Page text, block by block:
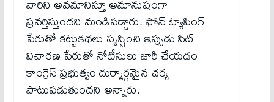
వారిని అవమానిస్తూ అమానుషంగా
ప్రవర్తిస్తుందని మండిపడ్డారు. ఫోన్ ట్యాపింగ్
పేరుతో కట్టుకథలు సృష్టించి ఇప్పుడు సిట్
విచారణ పేరుతో నోటీసులు జారీ చేయడం
కాంగ్రెస్ ప్రభుత్వం దుర్మార్గమైన చర్య
పాటుపడుతుందని అన్నారు.